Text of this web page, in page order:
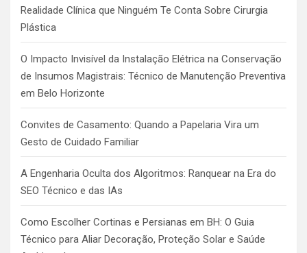
Realidade Clínica que Ninguém Te Conta Sobre Cirurgia
Plástica
O Impacto Invisível da Instalação Elétrica na Conservação
de Insumos Magistrais: Técnico de Manutenção Preventiva
em Belo Horizonte
Convites de Casamento: Quando a Papelaria Vira um
Gesto de Cuidado Familiar
A Engenharia Oculta dos Algoritmos: Ranquear na Era do
SEO Técnico e das IAs
Como Escolher Cortinas e Persianas em BH: O Guia
Técnico para Aliar Decoração, Proteção Solar e Saúde